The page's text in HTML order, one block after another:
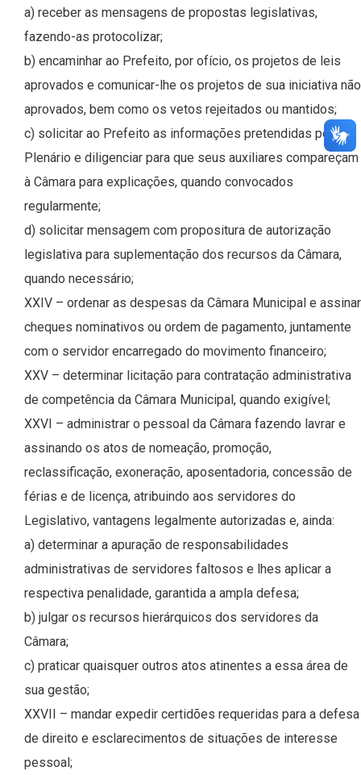
a) receber as mensagens de propostas legislativas,
fazendo-as protocolizar;
b) encaminhar ao Prefeito, por ofício, os projetos de leis
aprovados e comunicar-lhe os projetos de sua iniciativa não
aprovados, bem como os vetos rejeitados ou mantidos;
c) solicitar ao Prefeito as informações pretendidas pelo
Plenário e diligenciar para que seus auxiliares compareçam
à Câmara para explicações, quando convocados
regularmente;
d) solicitar mensagem com propositura de autorização
legislativa para suplementação dos recursos da Câmara,
quando necessário;
XXIV – ordenar as despesas da Câmara Municipal e assinar
cheques nominativos ou ordem de pagamento, juntamente
com o servidor encarregado do movimento financeiro;
XXV – determinar licitação para contratação administrativa
de competência da Câmara Municipal, quando exigível;
XXVI – administrar o pessoal da Câmara fazendo lavrar e
assinando os atos de nomeação, promoção,
reclassificação, exoneração, aposentadoria, concessão de
férias e de licença, atribuindo aos servidores do
Legislativo, vantagens legalmente autorizadas e, ainda:
a) determinar a apuração de responsabilidades
administrativas de servidores faltosos e lhes aplicar a
respectiva penalidade, garantida a ampla defesa;
b) julgar os recursos hierárquicos dos servidores da
Câmara;
c) praticar quaisquer outros atos atinentes a essa área de
sua gestão;
XXVII – mandar expedir certidões requeridas para a defesa
de direito e esclarecimentos de situações de interesse
pessoal;